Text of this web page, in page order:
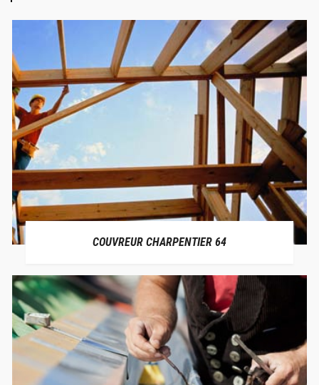
COUVREUR CHARPENTIER 64